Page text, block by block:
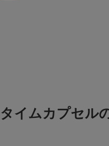
タイムカプセ